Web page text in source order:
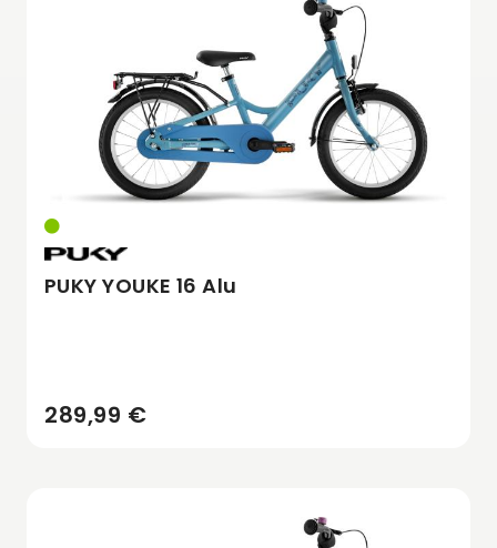
PUKY YOUKE 16 Alu
289,99 €